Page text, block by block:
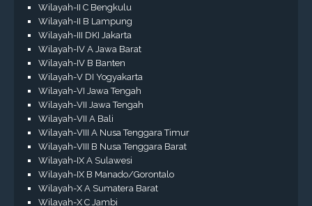
Wilayah-II C Bengkulu
Wilayah-II B Lampung
Wilayah-III DKI Jakarta
Wilayah-IV A Jawa Barat
Wilayah-IV B Banten
Wilayah-V DI Yogyakarta
Wilayah-VI Jawa Tengah
Wilayah-VII Jawa Tengah
Wilayah-VII A Bali
Wilayah-VIII A Nusa Tenggara Timur
Wilayah-VIII B Nusa Tenggara Barat
Wilayah-IX A Sulawesi
Wilayah-IX B Manado/Gorontalo
Wilayah-X A Sumatera Barat
Wilayah-X C Jambi